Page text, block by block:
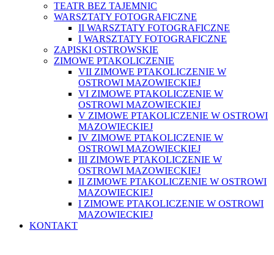
TEATR BEZ TAJEMNIC
WARSZTATY FOTOGRAFICZNE
II WARSZTATY FOTOGRAFICZNE
I WARSZTATY FOTOGRAFICZNE
ZAPISKI OSTROWSKIE
ZIMOWE PTAKOLICZENIE
VII ZIMOWE PTAKOLICZENIE W
OSTROWI MAZOWIECKIEJ
VI ZIMOWE PTAKOLICZENIE W
OSTROWI MAZOWIECKIEJ
V ZIMOWE PTAKOLICZENIE W OSTROWI
MAZOWIECKIEJ
IV ZIMOWE PTAKOLICZENIE W
OSTROWI MAZOWIECKIEJ
III ZIMOWE PTAKOLICZENIE W
OSTROWI MAZOWIECKIEJ
II ZIMOWE PTAKOLICZENIE W OSTROWI
MAZOWIECKIEJ
I ZIMOWE PTAKOLICZENIE W OSTROWI
MAZOWIECKIEJ
KONTAKT